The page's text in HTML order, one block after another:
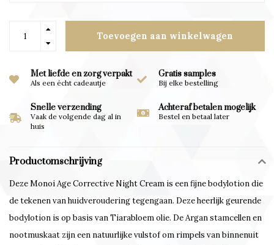
Toevoegen aan winkelwagen
Met liefde en zorg verpakt
Als een écht cadeautje
Gratis samples
Bij elke bestelling
Snelle verzending
Vaak de volgende dag al in
huis
Achteraf betalen mogelijk
Bestel en betaal later
Productomschrijving
Deze Monoi Age Corrective Night Cream is een fijne bodylotion die
de tekenen van huidveroudering tegengaan. Deze heerlijk geurende
bodylotion is op basis van Tiarabloem olie. De Argan stamcellen en
nootmuskaat zijn een natuurlijke vulstof om rimpels van binnenuit